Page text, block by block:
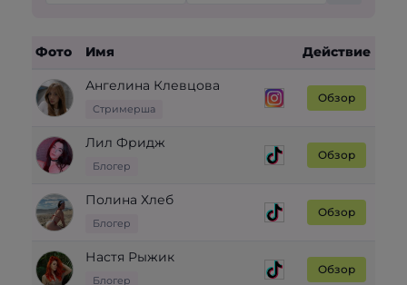
Фото Имя Действие
Ангелина Клевцова
Стримерша
Обзор
Лил Фридж
Блогер
Обзор
Полина Хлеб
Блогер
Обзор
Настя Рыжик
Блогер
Обзор